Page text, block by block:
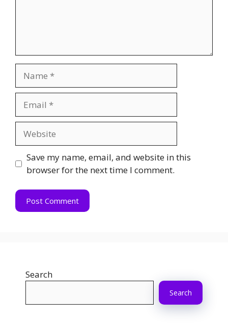
Save my name, email, and website in this
browser for the next time I comment.
Search
Search